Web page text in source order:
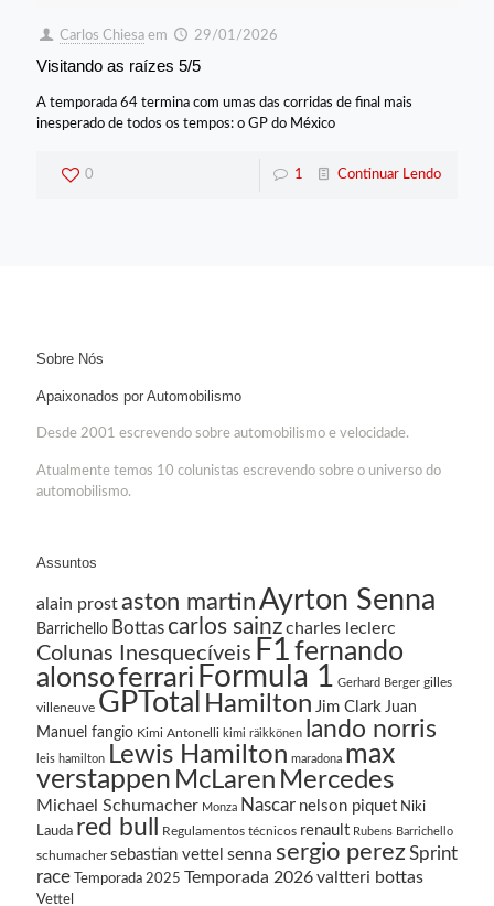
Carlos Chiesa em 29/01/2026
Visitando as raízes 5/5
A temporada 64 termina com umas das corridas de final mais
inesperado de todos os tempos: o GP do México
0 1 Continuar Lendo
Sobre Nós
Apaixonados por Automobilismo
Desde 2001 escrevendo sobre automobilismo e velocidade.
Atualmente temos 10 colunistas escrevendo sobre o universo do
automobilismo.
Assuntos
alain prostaston martinAyrton Senna
Barrichello Bottas carlos sainzcharles leclerc
Colunas Inesquecíveis F1 fernando
alonsoferrari Formula 1 Gerhard Berger gilles
villeneuve GPTotal Hamilton Jim Clark Juan
Manuel fangio Kimi Antonelli kimi räikkönen lando norris
leis hamilton Lewis Hamilton maradona max
verstappen McLaren Mercedes
Michael Schumacher Monza Nascar nelson piquet Niki
Lauda red bull Regulamentos técnicos renault Rubens Barrichello
schumacher sebastian vettel senna sergio perezSprint
race
Temporada 2025 Temporada 2026valtteri bottas
Vettel